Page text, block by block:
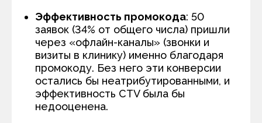
Эффективность промокода: 50
заявок (34% от общего числа) пришли
через «офлайн-каналы» (звонки и
визиты в клинику) именно благодаря
промокоду. Без него эти конверсии
остались бы неатрибутированными, и
эффективность CTV была бы
недооценена.